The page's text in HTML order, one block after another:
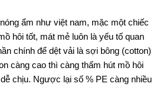
ẩm như việt nam, mặc một chiếc
hôi tốt, mát mẻ luôn là yếu tố quan
chính để dệt vải là sợi bông (cotton)
càng cao thì càng thấm hút mồ hôi
chịu. Ngược lại số % PE càng nhiều